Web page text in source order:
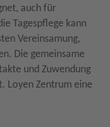
auch für
Tagespflege kann
Vereinsamung,
Die gemeinsame
und Zuwendung
Loyen Zentrum eine